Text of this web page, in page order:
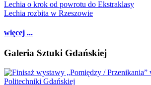
Lechia o krok od powrotu do Ekstraklasy
Lechia rozbita w Rzeszowie
więcej ...
Galeria Sztuki Gdańskiej